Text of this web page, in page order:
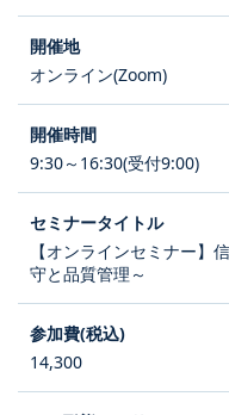
オンライン(Zoom)
9:30～16:30(受付9:00)
【オンラインセミナー】
守と品質管理～
14,300